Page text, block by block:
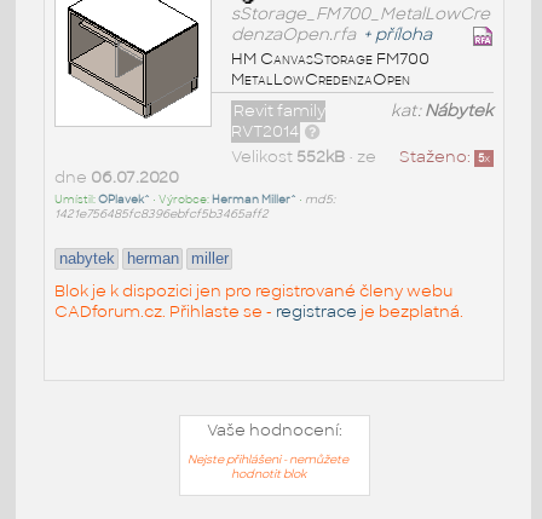
sStorage_FM700_MetalLowCre
denzaOpen.rfa + příloha
HM CanvasStorage FM700
MetalLowCredenzaOpen
kat:Nábytek
Revit family
RVT2014
Staženo: 5x
Velikost 552kB• ze
dne 06.07.2020
Umístil:OPlavek^ • Výrobce: Herman Miller^ • md5:
1421e756485fc8396ebfcf5b3465aff2
nabytek herman miller
Blok je k dispozici jen pro registrované členy webu
CADforum.cz. Přihlaste se - registrace je bezplatná.
Vaše hodnocení:
Nejste přihlášeni - nemůžete
hodnotit blok